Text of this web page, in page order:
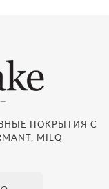
ПОКРЫТИЯ С
MILQ